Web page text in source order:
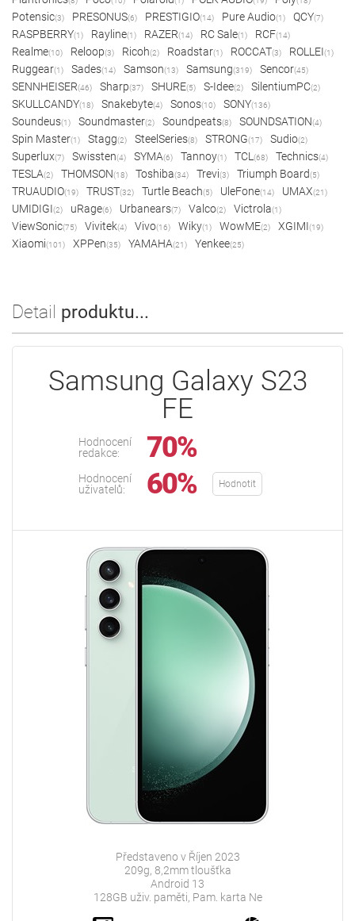
Potensic(3) PRESONUS(6) PRESTIGIO(14) Pure Audio(1) QCY(7)
RASPBERRY(1) Rayline(1) RAZER(14) RC Sale(1) RCF(14)
Realme(10) Reloop(3) Ricoh(2) Roadstar(1) ROCCAT(3) ROLLEI(1)
Ruggear(1) Sades(14) Samson(13) Samsung(319) Sencor(45)
SENNHEISER(46) Sharp(37) SHURE(5) S-Idee(2) SilentiumPC(2)
SKULLCANDY(18) Snakebyte(4) Sonos(10) SONY(136)
Soundeus(1) Soundmaster(2) Soundpeats(8) SOUNDSATION(4)
Spin Master(1) Stagg(2) SteelSeries(8) STRONG(17) Sudio(2)
Superlux(7) Swissten(4) SYMA(6) Tannoy(1) TCL (68) Technics(4)
TESLA(2) THOMSON(18) Toshiba(34) Trevi(3) Triumph Board(5)
TRUAUDIO(19) TRUST(32) Turtle Beach(5) UleFone(14) UMAX(21)
UMIDIGI(2) uRage(6) Urbanears(7) Valco(2) Victrola(1)
ViewSonic(75) Vivitek(4) Vivo(16) Wiky(1) WowME(2) XGIMI(19)
Xiaomi(101) XPPen(35) YAMAHA(21) Yenkee(25)
Detail produktu...
Samsung Galaxy S23
FE
Hodnocení
redakce:
70%
Hodnocení
uživatelů:
60% Hodnotit
Představeno v Říjen 2023
209g, 8,2mm tloušťka
Android 13
128GB uživ. paměti, Pam. karta Ne